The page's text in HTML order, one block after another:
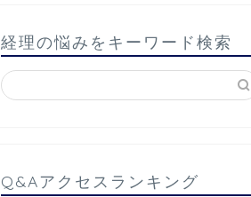
経理の悩みをキーワード検索
Q&Aアクセスランキング